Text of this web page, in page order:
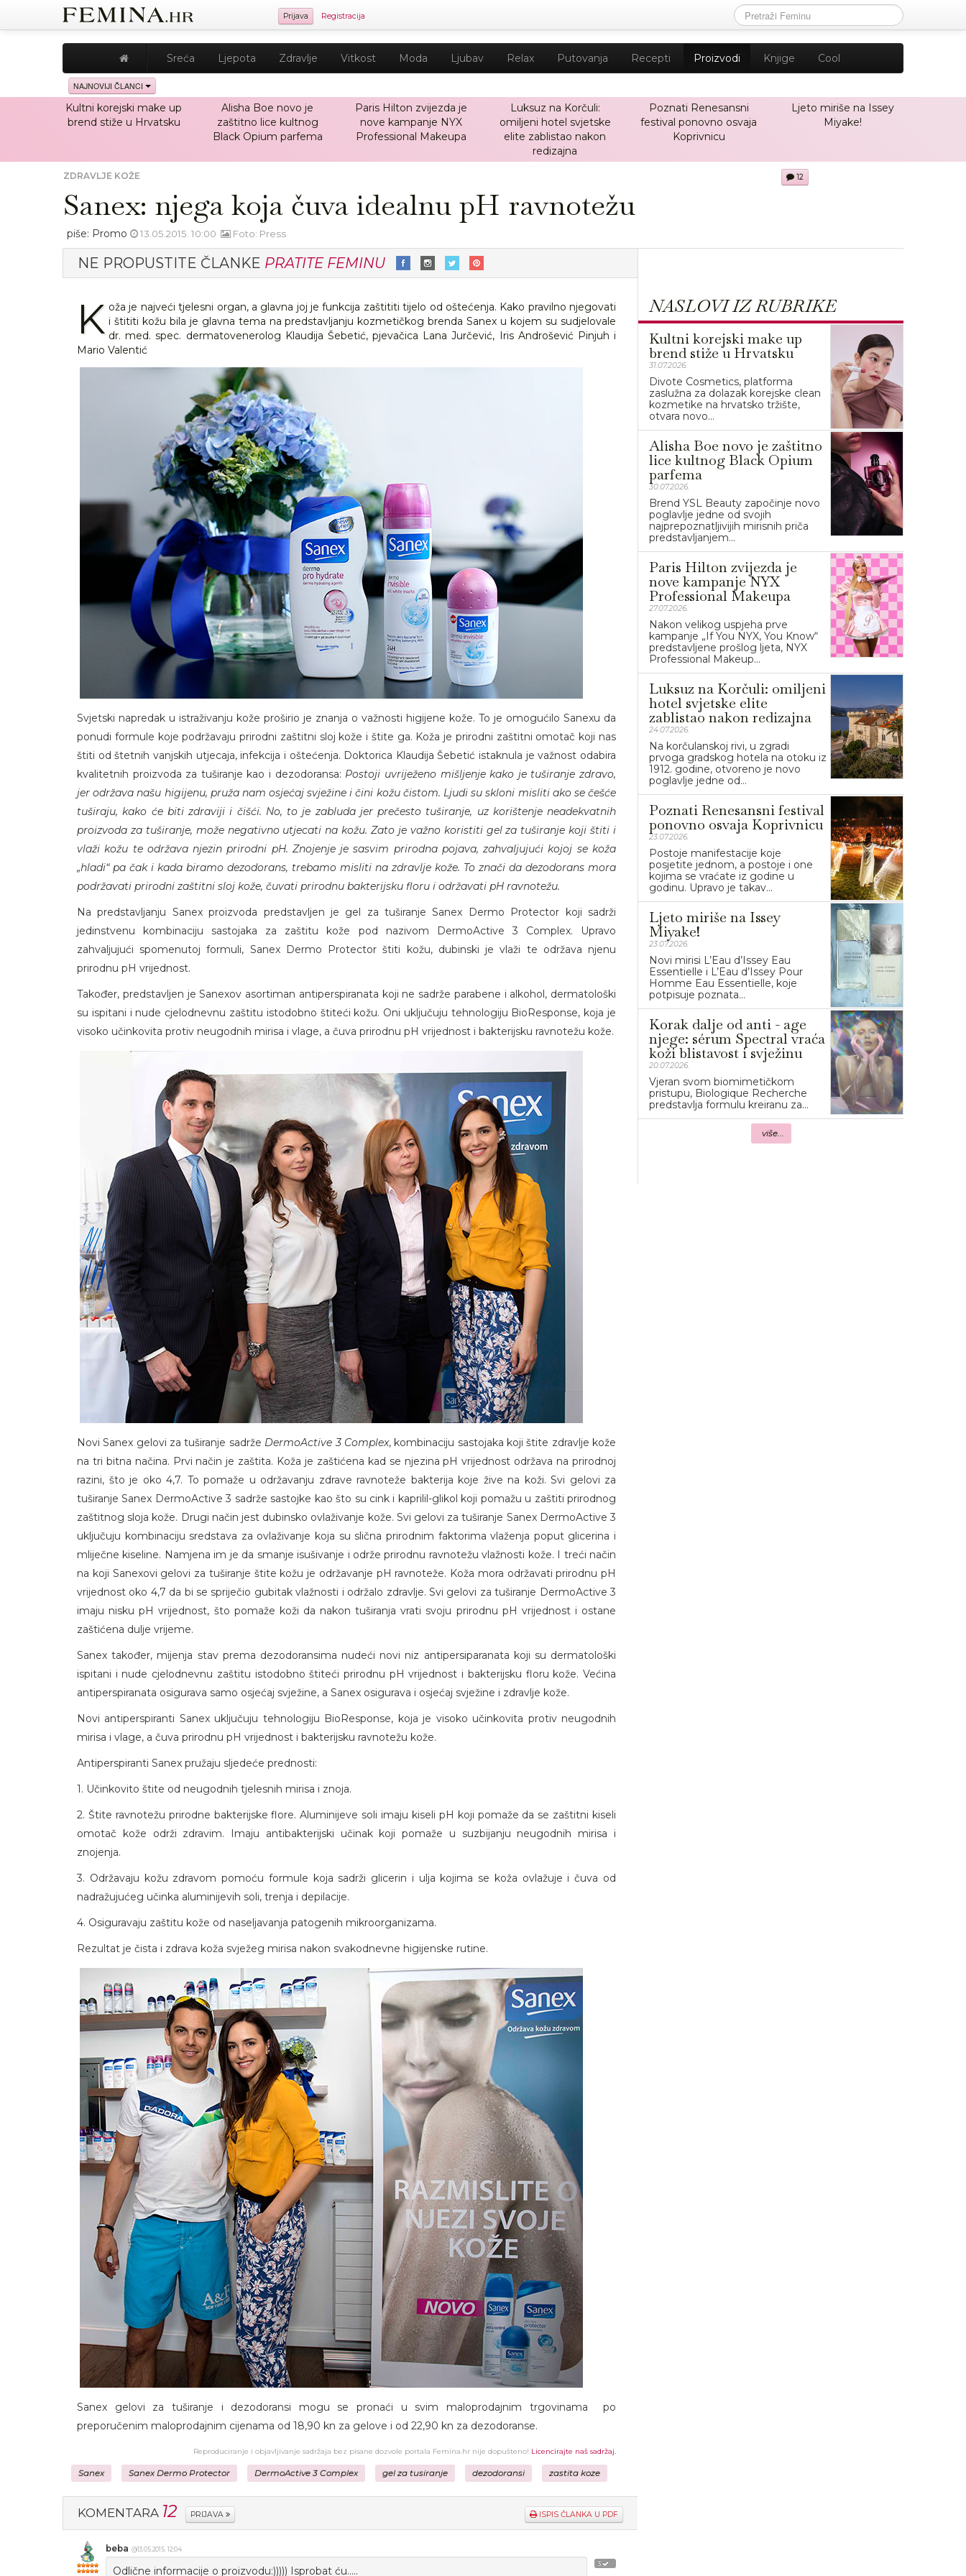
Prijava Registracija
Sreća Ljepota Zdravlje Vitkost Moda Ljubav Relax Putovanja Recepti Proizvodi Knjige Cool
NAJNOVIJI ČLANCI
Kultni korejski make up
brend stiže u Hrvatsku
Alisha Boe novo je
zaštitno lice kultnog
Black Opium parfema
Paris Hilton zvijezda je
nove kampanje NYX
Professional Makeupa
Luksuz na Korčuli:
omiljeni hotel svjetske
elite zablistao nakon
redizajna
Poznati Renesansni
festival ponovno osvaja
Koprivnicu
Ljeto miriše na Issey
Miyake!
ZDRAVLJE KOŽE
Sanex: njega koja čuva idealnu pH ravnotežu
12
piše: Promo 13.05.2015. 10:00 Foto: Press
NE PROPUSTITE ČLANKE PRATITE FEMINU
K oža je najveći tjelesni organ, a glavna joj je funkcija zaštititi tijelo od oštećenja. Kako pravilno njegovati
i štititi kožu bila je glavna tema na predstavljanju kozmetičkog brenda Sanex u kojem su sudjelovale
dr. med. spec. dermatovenerolog Klaudija Šebetić, pjevačica Lana Jurčević, Iris Androšević Pinjuh i
Mario Valentić
Svjetski napredak u istraživanju kože proširio je znanja o važnosti higijene kože. To je omogućilo Sanexu da
ponudi formule koje podržavaju prirodni zaštitni sloj kože i štite ga. Koža je prirodni zaštitni omotač koji nas
štiti od štetnih vanjskih utjecaja, infekcija i oštećenja. Doktorica Klaudija Šebetić istaknula je važnost odabira
kvalitetnih proizvoda za tuširanje kao i dezodoransa: Postoji uvriježeno mišljenje kako je tuširanje zdravo,
jer održava našu higijenu, pruža nam osjećaj svježine i čini kožu čistom. Ljudi su skloni misliti ako se češće
tuširaju, kako će biti zdraviji i čišći. No, to je zabluda jer prečesto tuširanje, uz korištenje neadekvatnih
proizvoda za tuširanje, može negativno utjecati na kožu. Zato je važno koristiti gel za tuširanje koji štiti i
vlaži kožu te održava njezin prirodni pH. Znojenje je sasvim prirodna pojava, zahvaljujući kojoj se koža
„hladi“ pa čak i kada biramo dezodorans, trebamo misliti na zdravlje kože. To znači da dezodorans mora
podržavati prirodni zaštitni sloj kože, čuvati prirodnu bakterijsku floru i održavati pH ravnotežu.
Na predstavljanju Sanex proizvoda predstavljen je gel za tuširanje Sanex Dermo Protector koji sadrži
jedinstvenu kombinaciju sastojaka za zaštitu kože pod nazivom DermoActive 3 Complex. Upravo
zahvaljujući spomenutoj formuli, Sanex Dermo Protector štiti kožu, dubinski je vlaži te održava njenu
prirodnu pH vrijednost.
Također, predstavljen je Sanexov asortiman antiperspiranata koji ne sadrže parabene i alkohol, dermatološki
su ispitani i nude cjelodnevnu zaštitu istodobno štiteći kožu. Oni uključuju tehnologiju BioResponse, koja je
visoko učinkovita protiv neugodnih mirisa i vlage, a čuva prirodnu pH vrijednost i bakterijsku ravnotežu kože.
Novi Sanex gelovi za tuširanje sadrže DermoActive 3 Complex, kombinaciju sastojaka koji štite zdravlje kože
na tri bitna načina. Prvi način je zaštita. Koža je zaštićena kad se njezina pH vrijednost održava na prirodnoj
razini, što je oko 4,7. To pomaže u održavanju zdrave ravnoteže bakterija koje žive na koži. Svi gelovi za
tuširanje Sanex DermoActive 3 sadrže sastojke kao što su cink i kaprilil-glikol koji pomažu u zaštiti prirodnog
zaštitnog sloja kože. Drugi način jest dubinsko ovlaživanje kože. Svi gelovi za tuširanje Sanex DermoActive 3
uključuju kombinaciju sredstava za ovlaživanje koja su slična prirodnim faktorima vlaženja poput glicerina i
mliječne kiseline. Namjena im je da smanje isušivanje i održe prirodnu ravnotežu vlažnosti kože. I treći način
na koji Sanexovi gelovi za tuširanje štite kožu je održavanje pH ravnoteže. Koža mora održavati prirodnu pH
vrijednost oko 4,7 da bi se spriječio gubitak vlažnosti i održalo zdravlje. Svi gelovi za tuširanje DermoActive 3
imaju nisku pH vrijednost, što pomaže koži da nakon tuširanja vrati svoju prirodnu pH vrijednost i ostane
zaštićena dulje vrijeme.
Sanex također, mijenja stav prema dezodoransima nudeći novi niz antipersiparanata koji su dermatološki
ispitani i nude cjelodnevnu zaštitu istodobno štiteći prirodnu pH vrijednost i bakterijsku floru kože. Većina
antiperspiranata osigurava samo osjećaj svježine, a Sanex osigurava i osjećaj svježine i zdravlje kože.
Novi antiperspiranti Sanex uključuju tehnologiju BioResponse, koja je visoko učinkovita protiv neugodnih
mirisa i vlage, a čuva prirodnu pH vrijednost i bakterijsku ravnotežu kože.
Antiperspiranti Sanex pružaju sljedeće prednosti:
1. Učinkovito štite od neugodnih tjelesnih mirisa i znoja.
2. Štite ravnotežu prirodne bakterijske flore. Aluminijeve soli imaju kiseli pH koji pomaže da se zaštitni kiseli
omotač kože održi zdravim. Imaju antibakterijski učinak koji pomaže u suzbijanju neugodnih mirisa i
znojenja.
3. Održavaju kožu zdravom pomoću formule koja sadrži glicerin i ulja kojima se koža ovlažuje i čuva od
nadražujućeg učinka aluminijevih soli, trenja i depilacije.
4. Osiguravaju zaštitu kože od naseljavanja patogenih mikroorganizama.
Rezultat je čista i zdrava koža svježeg mirisa nakon svakodnevne higijenske rutine.
Sanex gelovi za tuširanje i dezodoransi mogu se pronaći u svim maloprodajnim trgovinama po
preporučenim maloprodajnim cijenama od 18,90 kn za gelove i od 22,90 kn za dezodoranse.
Reproduciranje i objavljivanje sadržaja bez pisane dozvole portala Femina.hr nije dopušteno! Licencirajte naš sadržaj.
Sanex Sanex Dermo Protector DermoActive 3 Complex gel za tusiranje dezodoransi zastita koze
KOMENTARA 12 PRIJAVA ISPIS ČLANKA U PDF
3
beba @13.05.2015. 12:04
Odlične informacije o proizvodu:))))) Isprobat ću.....
NASLOVI IZ RUBRIKE
Kultni korejski make up
brend stiže u Hrvatsku
31.07.2026.
Divote Cosmetics, platforma
zaslužna za dolazak korejske clean
kozmetike na hrvatsko tržište,
otvara novo...
Alisha Boe novo je zaštitno
lice kultnog Black Opium
parfema
30.07.2026.
Brend YSL Beauty započinje novo
poglavlje jedne od svojih
najprepoznatljivijih mirisnih priča
predstavljanjem...
Paris Hilton zvijezda je
nove kampanje NYX
Professional Makeupa
27.07.2026.
Nakon velikog uspjeha prve
kampanje „If You NYX, You Know“
predstavljene prošlog ljeta, NYX
Professional Makeup...
Luksuz na Korčuli: omiljeni
hotel svjetske elite
zablistao nakon redizajna
24.07.2026.
Na korčulanskoj rivi, u zgradi
prvoga gradskog hotela na otoku iz
1912. godine, otvoreno je novo
poglavlje jedne od...
Poznati Renesansni festival
ponovno osvaja Koprivnicu
23.07.2026.
Postoje manifestacije koje
posjetite jednom, a postoje i one
kojima se vraćate iz godine u
godinu. Upravo je takav...
Ljeto miriše na Issey
Miyake!
23.07.2026.
Novi mirisi L’Eau d’Issey Eau
Essentielle i L’Eau d’Issey Pour
Homme Eau Essentielle, koje
potpisuje poznata...
Korak dalje od anti - age
njege: sérum Spectral vraća
koži blistavost i svježinu
20.07.2026.
Vjeran svom biomimetičkom
pristupu, Biologique Recherche
predstavlja formulu kreiranu za...
više...